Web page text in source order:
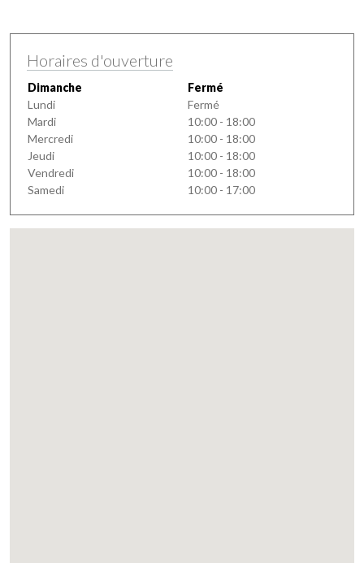
Horaires d'ouverture
Dimanche
Fermé
Lundi
Fermé
Mardi
10:00 - 18:00
Mercredi
10:00 - 18:00
Jeudi
10:00 - 18:00
Vendredi
10:00 - 18:00
Samedi
10:00 - 17:00